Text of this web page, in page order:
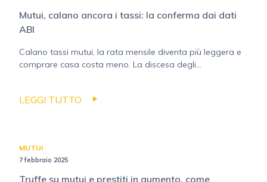
Mutui, calano ancora i tassi: la conferma dai dati
ABI
Calano tassi mutui, la rata mensile diventa più leggera e
comprare casa costa meno. La discesa degli...
LEGGI TUTTO
MUTUI
7 febbraio 2025
Truffe su mutui e prestiti in aumento, come